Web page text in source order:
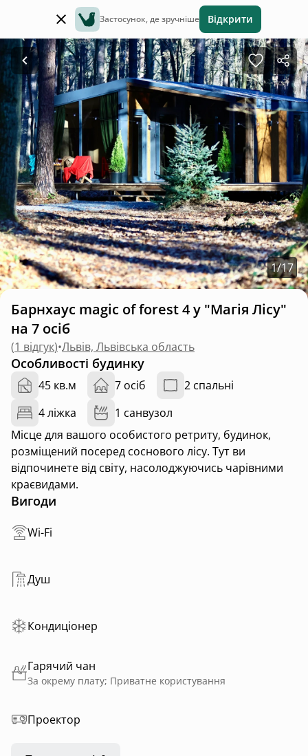
Застосунок, де зручніше Відкрити
1/17
Барнхаус magic of forest 4 у "Магія Лісу"
на 7 осіб
(1 відгук)•Львів, Львівська область
Особливості будинку
45 кв.м 7 осіб
2 спальні
4 ліжка
1 санвузол
Місце для вашого особистого ретриту, будинок,
розміщений посеред соснового лісу. Тут ви
відпочинете від світу, насолоджуючись чарівними
краєвидами.
Вигоди
Wi-Fi
Душ
Кондиціонер
Гарячий чан
За окрему плату; Приватне користування
Проектор